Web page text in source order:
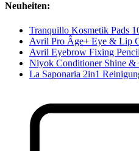
Neuheiten:
Tranquillo Kosmetik Pads
Avril Pro Âge+ Eye & Lip
Avril Eyebrow Fixing Pencil
Niyok Conditioner Shine &
La Saponaria 2in1